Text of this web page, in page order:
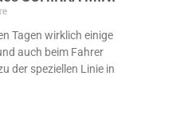
Tagen wirklich einige
auch beim Fahrer
der speziellen Linie in